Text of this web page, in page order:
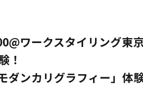
ワークスタイリング東
！
ダンカリグラフィー」体